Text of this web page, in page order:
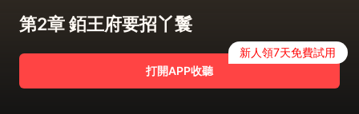
第2章 銆王府要招丫鬟
打開APP收聽
新人領7天免費試用